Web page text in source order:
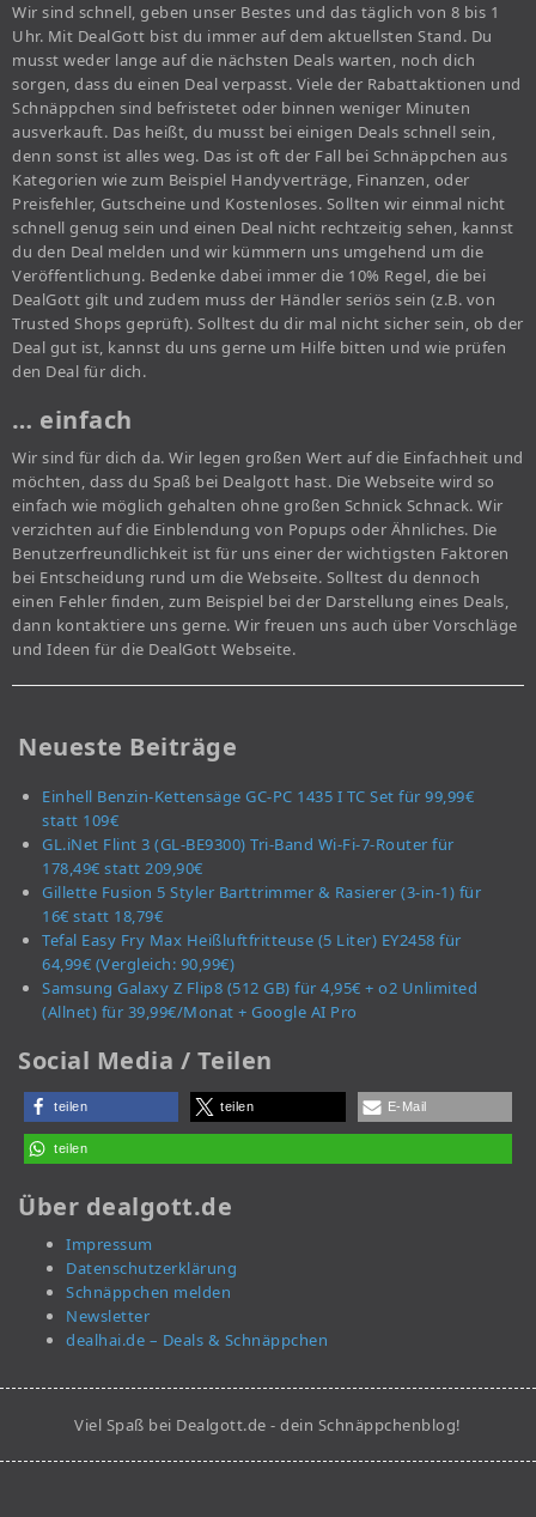
Wir sind schnell, geben unser Bestes und das täglich von 8 bis 1
Uhr. Mit DealGott bist du immer auf dem aktuellsten Stand. Du
musst weder lange auf die nächsten Deals warten, noch dich
sorgen, dass du einen Deal verpasst. Viele der Rabattaktionen und
Schnäppchen sind befristetet oder binnen weniger Minuten
ausverkauft. Das heißt, du musst bei einigen Deals schnell sein,
denn sonst ist alles weg. Das ist oft der Fall bei Schnäppchen aus
Kategorien wie zum Beispiel Handyverträge, Finanzen, oder
Preisfehler, Gutscheine und Kostenloses. Sollten wir einmal nicht
schnell genug sein und einen Deal nicht rechtzeitig sehen, kannst
du den Deal melden und wir kümmern uns umgehend um die
Veröffentlichung. Bedenke dabei immer die 10% Regel, die bei
DealGott gilt und zudem muss der Händler seriös sein (z.B. von
Trusted Shops geprüft). Solltest du dir mal nicht sicher sein, ob der
Deal gut ist, kannst du uns gerne um Hilfe bitten und wie prüfen
den Deal für dich.
… einfach
Wir sind für dich da. Wir legen großen Wert auf die Einfachheit und
möchten, dass du Spaß bei Dealgott hast. Die Webseite wird so
einfach wie möglich gehalten ohne großen Schnick Schnack. Wir
verzichten auf die Einblendung von Popups oder Ähnliches. Die
Benutzerfreundlichkeit ist für uns einer der wichtigsten Faktoren
bei Entscheidung rund um die Webseite. Solltest du dennoch
einen Fehler finden, zum Beispiel bei der Darstellung eines Deals,
dann kontaktiere uns gerne. Wir freuen uns auch über Vorschläge
und Ideen für die DealGott Webseite.
Neueste Beiträge
Einhell Benzin-Kettensäge GC-PC 1435 I TC Set für 99,99€
statt 109€
GL.iNet Flint 3 (GL-BE9300) Tri-Band Wi-Fi-7-Router für
178,49€ statt 209,90€
Gillette Fusion 5 Styler Barttrimmer & Rasierer (3-in-1) für
16€ statt 18,79€
Tefal Easy Fry Max Heißluftfritteuse (5 Liter) EY2458 für
64,99€ (Vergleich: 90,99€)
Samsung Galaxy Z Flip8 (512 GB) für 4,95€ + o2 Unlimited
(Allnet) für 39,99€/Monat + Google AI Pro
Social Media / Teilen
teilen teilen E-Mail
teilen
Über dealgott.de
Impressum
Datenschutzerklärung
Schnäppchen melden
Newsletter
dealhai.de – Deals & Schnäppchen
Viel Spaß bei Dealgott.de - dein Schnäppchenblog!